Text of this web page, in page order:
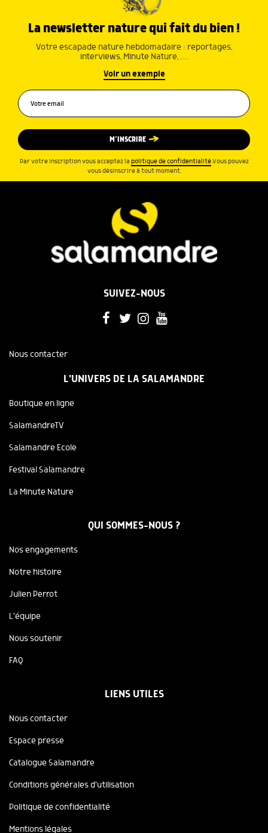
La newsletter nature qui fait du bien !
Votre escapade nature hebdomadaire : reportages,
interviews, Minute Nature, …
Voir un exemple
M’INSCRIRE
Par votre inscription vous acceptez la politique de confidentialité.Vous pouvez
vous désinscrire à tout moment.
SUIVEZ-NOUS
Nous contacter
L'UNIVERS DE LA SALAMANDRE
Boutique en ligne
SalamandreTV
Salamandre Ecole
Festival Salamandre
La Minute Nature
QUI SOMMES-NOUS ?
Nos engagements
Notre histoire
Julien Perrot
L'équipe
Nous soutenir
FAQ
LIENS UTILES
Nous contacter
Espace presse
Catalogue Salamandre
Conditions générales d'utilisation
Politique de confidentialité
Mentions légales